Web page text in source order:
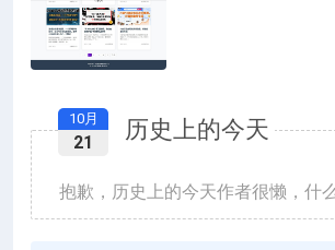
历史上的今天
10月
21
抱歉，历史上的今天作者很懒，什